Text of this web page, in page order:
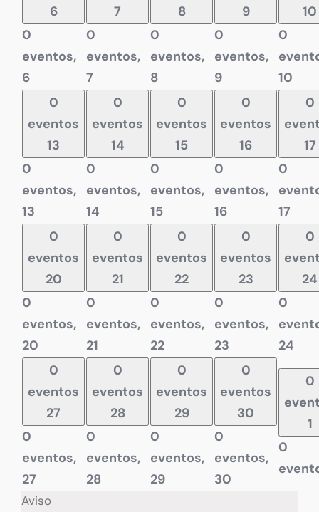
6
0
eventos,
6
7
0
eventos,
7
8
0
eventos,
8
9
0
eventos,
9
10
0
10
0
eventos
13
0
eventos,
13
0
eventos
14
0
eventos,
14
0
eventos
15
0
eventos,
15
0
eventos
16
0
eventos,
16
0
17
0
17
0
eventos
20
0
eventos,
20
0
eventos
21
0
eventos,
21
0
eventos
22
0
eventos,
22
0
eventos
23
0
eventos,
23
0
24
0
24
0
eventos
27
0
eventos,
27
0
eventos
28
0
eventos,
28
0
eventos
29
0
eventos,
29
0
eventos
30
0
eventos,
30
0
1
0
Aviso